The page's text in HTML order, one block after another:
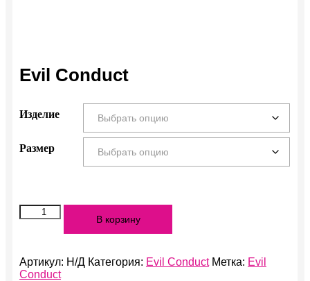
Evil Conduct
Изделие
Размер
Количество
Evil
В корзину
Артикул: Н/Д Категория: Evil Conduct Метка: Evil
Conduct